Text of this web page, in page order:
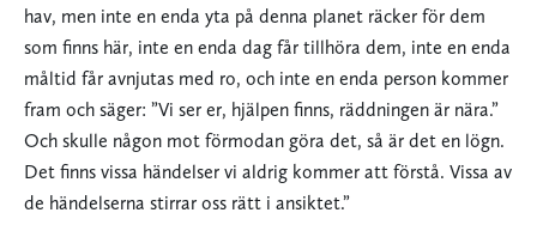
hav, men inte en enda yta på denna planet räcker för dem
som finns här, inte en enda dag får tillhöra dem, inte en enda
måltid får avnjutas med ro, och inte en enda person kommer
fram och säger: ”Vi ser er, hjälpen finns, räddningen är nära.”
Och skulle någon mot förmodan göra det, så är det en lögn.
Det finns vissa händelser vi aldrig kommer att förstå. Vissa av
de händelserna stirrar oss rätt i ansiktet.”